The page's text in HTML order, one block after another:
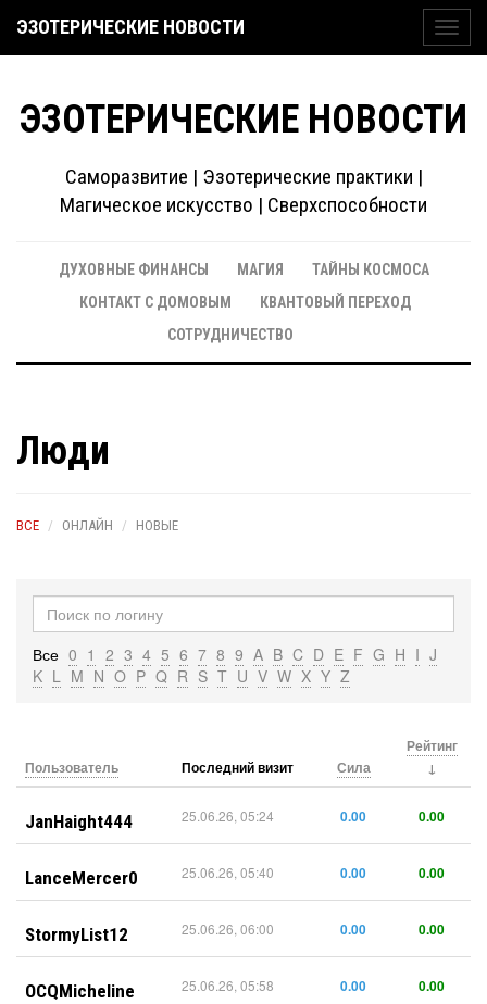
ЭЗОТЕРИЧЕСКИЕ НОВОСТИ
ЭЗОТЕРИЧЕСКИЕ НОВОСТИ
Саморазвитие | Эзотерические практики |
Магическое искусство | Сверхспособности
ДУХОВНЫЕ ФИНАНСЫ МАГИЯ
ТАЙНЫ КОСМОСА
КОНТАКТ С ДОМОВЫМ
КВАНТОВЫЙ ПЕРЕХОД
СОТРУДНИЧЕСТВО
Люди
ВСЕ ОНЛАЙН НОВЫЕ
Все 0 1 2 3 4 5 6 7 8 9 A B C D E F G H I J
K L M N O P Q R S T U V W X Y Z
Пользователь Последний визит Сила
Рейтинг
JanHaight444 25.06.26, 05:24 0.00 0.00
LanceMercer0 25.06.26, 05:40 0.00 0.00
StormyList12 25.06.26, 06:00 0.00 0.00
OCQMicheline 25.06.26, 05:58 0.00 0.00